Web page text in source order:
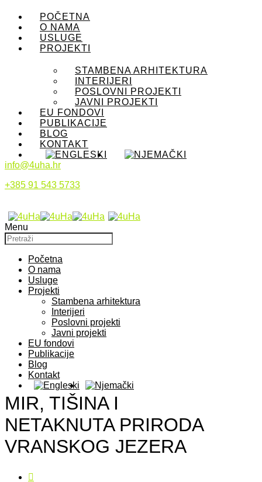
POČETNA
O NAMA
USLUGE
PROJEKTI
STAMBENA ARHITEKTURA
INTERIJERI
POSLOVNI PROJEKTI
JAVNI PROJEKTI
EU FONDOVI
PUBLIKACIJE
BLOG
KONTAKT
info@4uha.hr
+385 91 543 5733
Menu
Početna
O nama
Usluge
Projekti
Stambena arhitektura
Interijeri
Poslovni projekti
Javni projekti
EU fondovi
Publikacije
Blog
Kontakt
MIR, TIŠINA I
NETAKNUTA PRIRODA
VRANSKOG JEZERA